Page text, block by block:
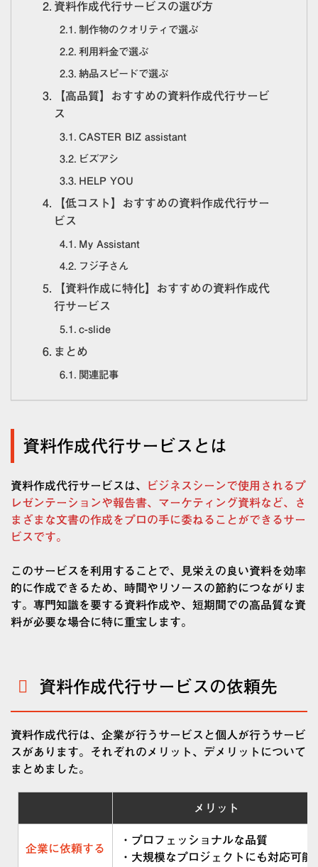
資料作成代行サービスの選び方
制作物のクオリティで選ぶ
利用料金で選ぶ
納品スピードで選ぶ
【高品質】おすすめの資料作成代行サービ
ス
CASTER BIZ assistant
ビズアシ
HELP YOU
【低コスト】おすすめの資料作成代行サー
ビス
My Assistant
フジ子さん
【資料作成に特化】おすすめの資料作成代
行サービス
c-slide
まとめ
関連記事
資料作成代行サービスとは
資料作成代行サービスは、
ビジネスシーンで使用されるプ
レゼンテーションや報告書、マーケティング資料など、さ
まざまな文書の作成をプロの手に委ねることができるサー
ビスです。
このサービスを利用することで、見栄えの良い資料を効率
的に作成できるため、時間やリソースの節約につながりま
す。専門知識を要する資料作成や、短期間での高品質な資
料が必要な場合に特に重宝します。
資料作成代行サービスの依頼先
資料作成代行は、企業が行うサービスと個人が行うサービ
スがあります。それぞれのメリット、デメリットについて
まとめました。
メリット
企業に依頼する
・プロフェッショナルな品質
・大規模なプロジェクトにも対応可能